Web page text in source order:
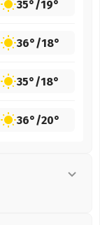
35°/19°
36°/18°
35°/18°
36°/20°